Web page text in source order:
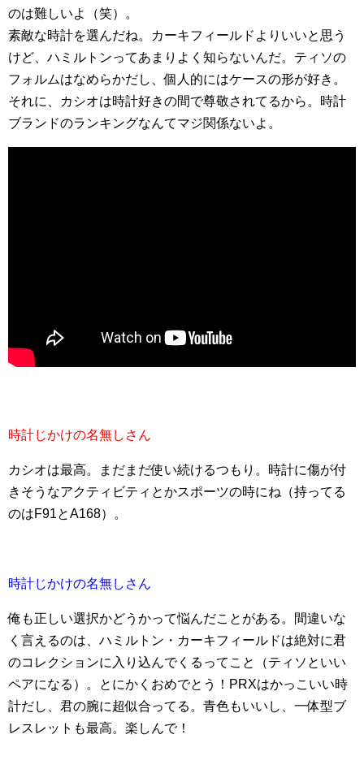
のは難しいよ（笑）。
素敵な時計を選んだね。カーキフィールドよりいいと思う
けど、ハミルトンってあまりよく知らないんだ。ティソの
フォルムはなめらかだし、個人的にはケースの形が好き。
それに、カシオは時計好きの間で尊敬されてるから。時計
ブランドのランキングなんてマジ関係ないよ。
時計じかけの名無しさん
カシオは最高。まだまだ使い続けるつもり。時計に傷が付
きそうなアクティビティとかスポーツの時にね（持ってる
のはF91とA168）。
時計じかけの名無しさん
俺も正しい選択かどうかって悩んだことがある。間違いな
く言えるのは、ハミルトン・カーキフィールドは絶対に君
のコレクションに入り込んでくるってこと（ティソといい
ペアになる）。とにかくおめでとう！PRXはかっこいい時
計だし、君の腕に超似合ってる。青色もいいし、一体型ブ
レスレットも最高。楽しんで！